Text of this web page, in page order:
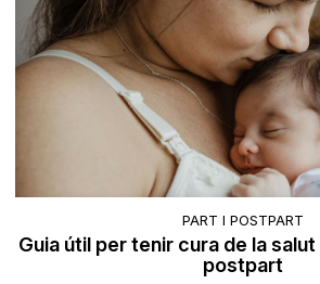
PART I POSTPART
Guia útil per tenir cura de la
postpart